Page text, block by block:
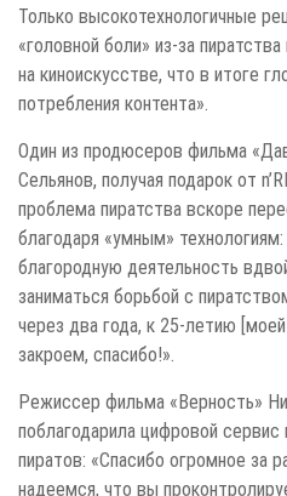
Только высокотехнологичные
«головной боли» из-за
на киноискусстве, что в итоге
потребления контента».
Один из продюсеров фильма
Сельянов, получая подарок от
проблема пиратства вскоре
благодаря «умным»
благородную деятельность
заниматься борьбой с
через два года, к 25-летию
закроем, спасибо!».
Режиссер фильма «Верность»
поблагодарила цифровой сервис
пиратов: «Спасибо огромное за
надеемся, что вы